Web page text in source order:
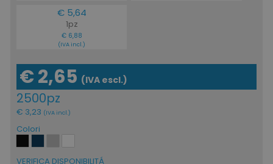
€ 5,64
1pz
€ 6,88
(IVA incl.)
€ 2,65 (IVA escl.)
2500pz
€ 3,23 (IVA incl.)
Colori
VERIFICA DISPONIBILITÁ